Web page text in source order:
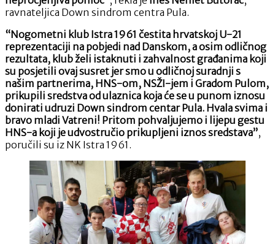
ravnateljica Down sindrom centra Pula.
“Nogometni klub Istra 1961 čestita hrvatskoj U-21
reprezentaciji na pobjedi nad Danskom, a osim odličnog
rezultata, klub želi istaknuti i zahvalnost građanima koji
su posjetili ovaj susret jer smo u odličnoj suradnji s
našim partnerima, HNS-om, NSŽI-jem i Gradom Pulom,
prikupili sredstva od ulaznica koja će se u punom iznosu
donirati udruzi Down sindrom centar Pula. Hvala svima i
bravo mladi Vatreni! Pritom pohvaljujemo i lijepu gestu
HNS-a koji je udvostručio prikupljeni iznos sredstava”,
poručili su iz NK Istra 1961.